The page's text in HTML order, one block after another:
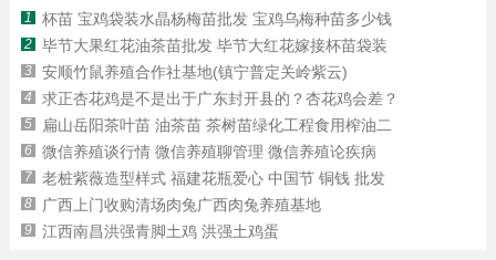
1 杯苗 宝鸡袋装水晶杨梅苗批发 宝鸡乌梅种苗多少钱
2 毕节大果红花油茶苗批发 毕节大红花嫁接杯苗袋装
3 安顺竹鼠养殖合作社基地(镇宁普定关岭紫云)
4 求正杏花鸡是不是出于广东封开县的？杏花鸡会差？
5 扁山岳阳茶叶苗 油茶苗 茶树苗绿化工程食用榨油二
6 微信养殖谈行情 微信养殖聊管理 微信养殖论疾病
7 老桩紫薇造型样式 福建花瓶爱心 中国节 铜钱 批发
8 广西上门收购清场肉兔广西肉兔养殖基地
9 江西南昌洪强青脚土鸡 洪强土鸡蛋